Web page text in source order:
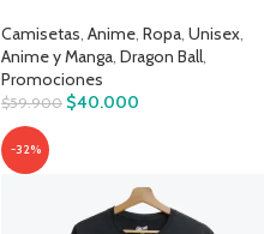
Camisetas, Anime, Ropa, Unisex,
Anime y Manga, Dragon Ball,
Promociones
$59.900 $40.000
-32%